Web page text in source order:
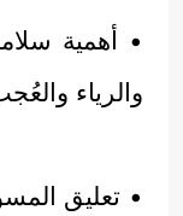
• أهمية
والرياء
• تعليق